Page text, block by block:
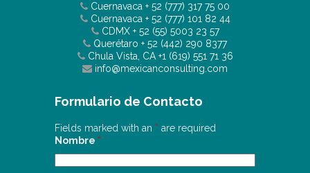
Cuernavaca + 52 (777) 317 75 00
Cuernavaca + 52 (777) 101 82 44
CDMX + 52 (55) 5003 23 57
Querétaro + 52 (442) 290 8377
Chula Vista, CA+1 (619) 551 71 36
info@mexicanconsulting.com
Formulario de Contacto
Fields marked with an * are required
Nombre *